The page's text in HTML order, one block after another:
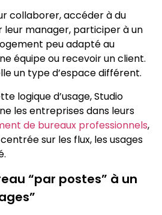
collaborer, accéder à du
manager, participer à un
peu adapté au
équipe ou recevoir un client.
un type d’espace différent.
logique d’usage, Studio
les entreprises dans leurs
de bureaux professionnels,
sur les flux, les usages
“par postes” à un